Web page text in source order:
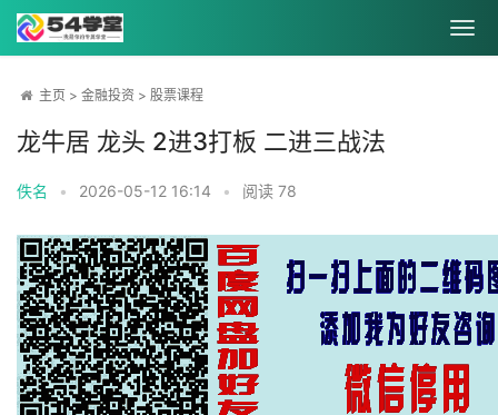
主页 > 金融投资 > 股票课程
龙牛居 龙头 2进3打板 二进三战法
佚名 • 2026-05-12 16:14 • 阅读 78